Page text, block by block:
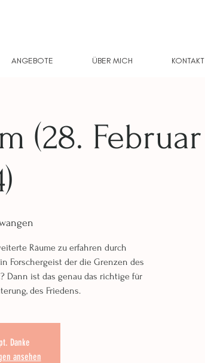
ANGEBOTE ÜBER MICH KONTAKT
(28. Februar
Räume zu erfahren durch
Forschergeist der die Grenzen des
Dann ist das genau das richtige für
des Friedens.
Danke
ansehen